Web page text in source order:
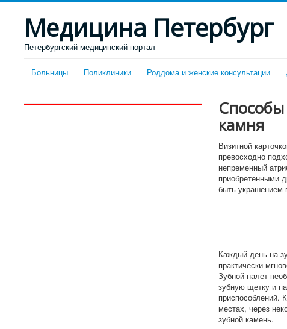
Медицина Петербург
Петербургский медицинский портал
Больницы Поликлиники Роддома и женские консультации
камня
Визитной
превосходно
непременный
приобретенными
быть украшением
Каждый день на
практически
Зубной налет
зубную щетку и
приспособлений.
местах, через
зубной камень.